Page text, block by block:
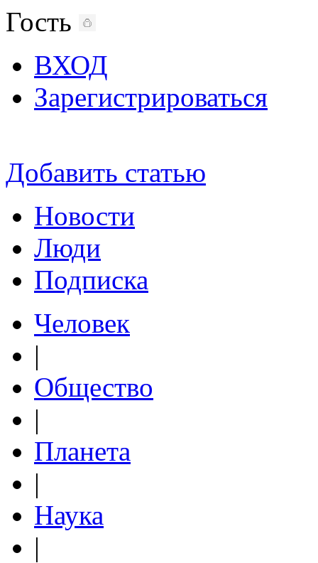
Гость
ВХОД
Зарегистрироваться
Добавить статью
Новости
Люди
Подписка
Человек
|
Общество
|
Планета
|
Наука
|